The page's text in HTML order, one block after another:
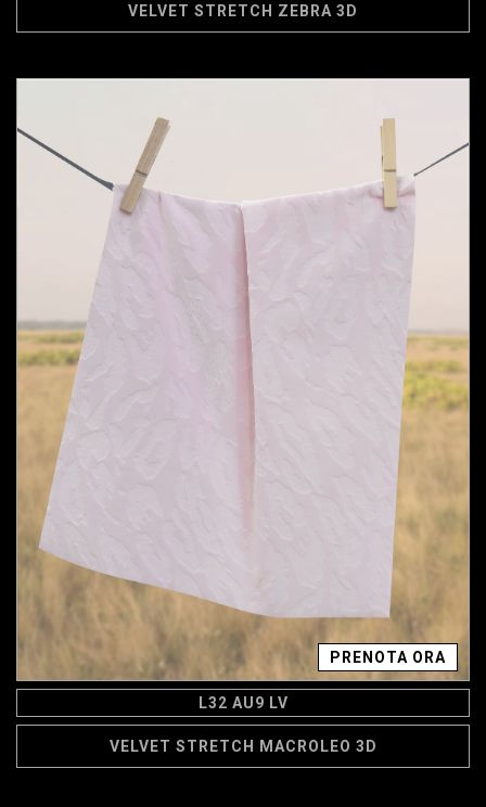
VELVET STRETCH ZEBRA 3D
PRENOTA ORA
L32 AU9 LV
VELVET STRETCH MACROLEO 3D